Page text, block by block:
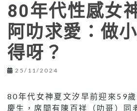
80年代性感女
阿叻求愛：做
得呀？
25/11/2024
80年代女神夏文汐早前迎來59
慶生，席間有陳百祥（叻哥）同